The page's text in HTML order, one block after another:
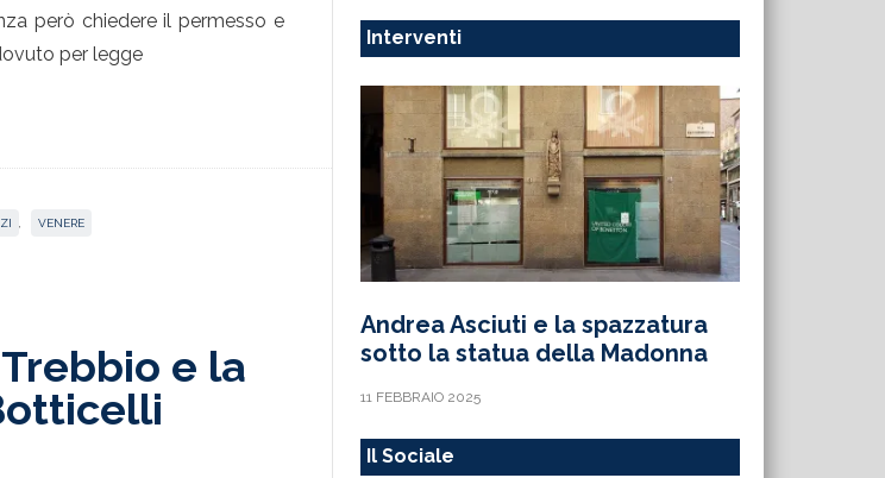
però chiedere il permesso e
per legge
VENERE
e la
Interventi
Andrea Asciuti e la spazzatura
sotto la statua della Madonna
11 FEBBRAIO 2025
Il Sociale